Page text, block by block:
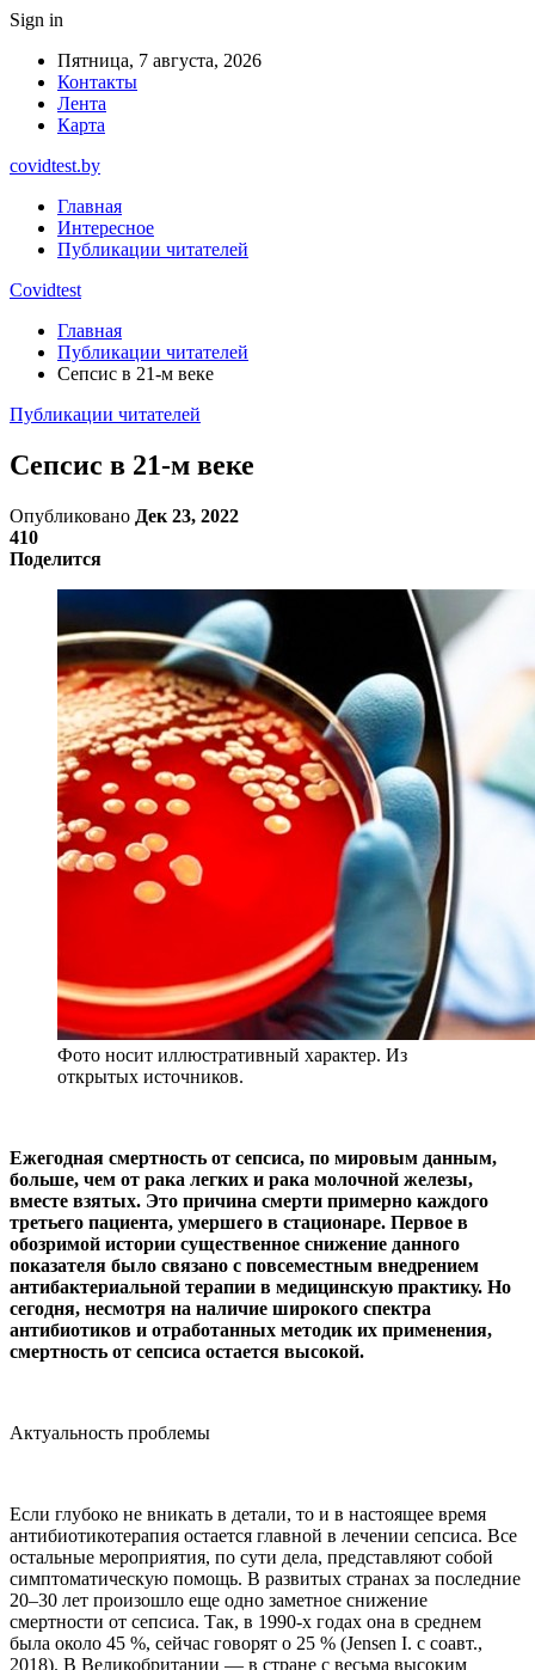
Sign in
Пятница, 7 августа, 2026
Контакты
Лента
Карта
covidtest.by
Главная
Интересное
Публикации читателей
Covidtest
Главная
Публикации читателей
Сепсис в 21-м веке
Публикации читателей
Сепсис в 21-м веке
Опубликовано Дек 23, 2022
410
Поделится
Фото носит иллюстративный характер. Из
открытых источников.
Ежегодная смертность от сепсиса, по мировым данным,
больше, чем от рака легких и рака молочной железы,
вместе взятых. Это причина смерти примерно каждого
третьего пациента, умершего в стационаре. Первое в
обозримой истории существенное снижение данного
показателя было связано с повсеместным внедрением
антибактериальной терапии в медицинскую практику. Но
сегодня, несмотря на наличие широкого спектра
антибиотиков и отработанных методик их применения,
смертность от сепсиса остается высокой.
Актуальность проблемы
Если глубоко не вникать в детали, то и в настоящее время
антибиотикотерапия остается главной в лечении сепсиса. Все
остальные мероприятия, по сути дела, представляют собой
симптоматическую помощь. В развитых странах за последние
20–30 лет произошло еще одно заметное снижение
смертности от сепсиса. Так, в 1990-х годах она в среднем
была около 45 %, сейчас говорят о 25 % (Jensen I. с соавт.,
2018). В Великобритании — в стране с весьма высоким